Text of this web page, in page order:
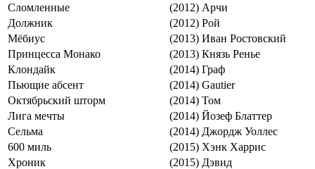
Сломленные
(2012) Арчи
Должник
(2012) Рой
Мёбиус
(2013) Иван Ростовский
Принцесса Монако
(2013) Князь Ренье
Клондайк
(2014) Граф
Пьющие абсент
(2014) Gautier
Октябрьский шторм
(2014) Том
Лига мечты
(2014) Йозеф Блаттер
Сельма
(2014) Джордж Уоллес
600 миль
(2015) Хэнк Харрис
Хроник
(2015) Дэвид